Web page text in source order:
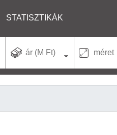
STATISZTIKÁK
ár (M Ft) méret